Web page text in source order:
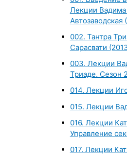
Лекции
Автозаводская
002. Тантра
Сарасвати
003. Лекции
Триаде. Сезон
014. Лекции
015. Лекции
016. Лекции
Управление
017. Лекции